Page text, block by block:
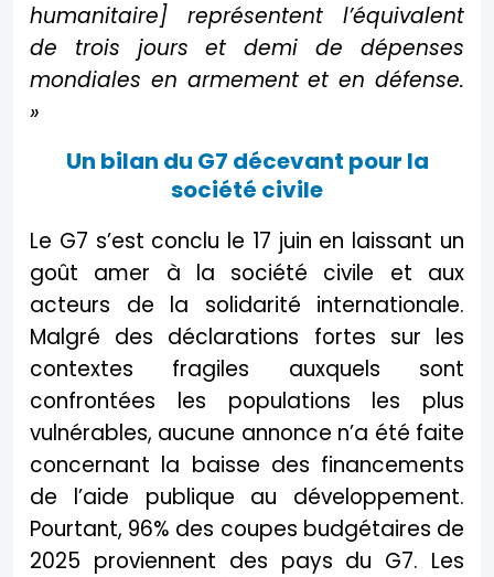
humanitaire] représentent l’équivalent
de trois jours et demi de dépenses
mondiales en armement et en défense.
»
Un bilan du G7 décevant pour la
société civile
Le G7 s’est conclu le 17 juin en laissant un
goût amer à la société civile et aux
acteurs de la solidarité internationale.
Malgré des déclarations fortes sur les
contextes fragiles auxquels sont
confrontées les populations les plus
vulnérables, aucune annonce n’a été faite
concernant la baisse des financements
de l’aide publique au développement.
Pourtant, 96% des coupes budgétaires de
2025 proviennent des pays du G7. Les